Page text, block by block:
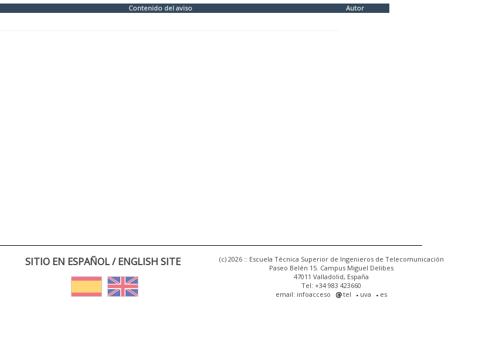
Contenido del aviso Autor
SITIO EN ESPAÑOL / ENGLISH SITE
(c) 2026 :: Escuela Técnica Superior de Ingenieros de Telecomunicación
Paseo Belén 15. Campus Miguel Delibes
47011 Valladolid, España
Tel: +34 983 423660
email: infoacceso
tel uva es